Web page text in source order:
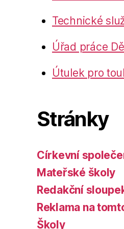
Technické
Úřad práce
Útulek pro
Stránky
Církevní
Mateřské školy
Redakční
Reklama na
Školy